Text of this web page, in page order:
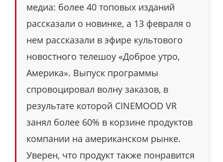
медиа: более 40 топовых изданий
рассказали о новинке, а 13 февраля о
нем рассказали в эфире культового
новостного телешоу «Доброе утро,
Америка». Выпуск программы
спровоцировал волну заказов, в
результате которой CINEMOOD VR
занял более 60% в корзине продуктов
компании на американском рынке.
Уверен, что продукт также понравится